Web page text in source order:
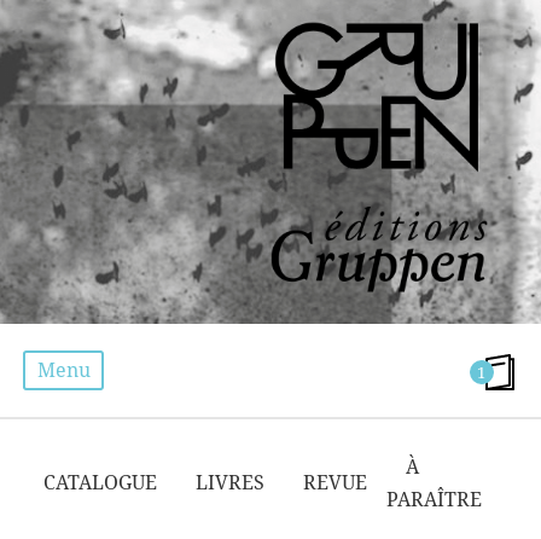
Menu 1
CATALOGUE
LIVRES REVUE
À
PARAÎTRE